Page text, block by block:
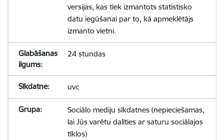
versijas, kas tiek izmantots statistisko
datu iegūšanai par to, kā apmeklētājs
izmanto vietni.
24 stundas
uvc
Sociālo mediju sīkdatnes (nepieciešamas,
lai Jūs varētu dalīties ar saturu sociālajos
tīklos)